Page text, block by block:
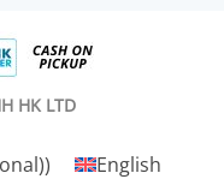
HK LTD
) English